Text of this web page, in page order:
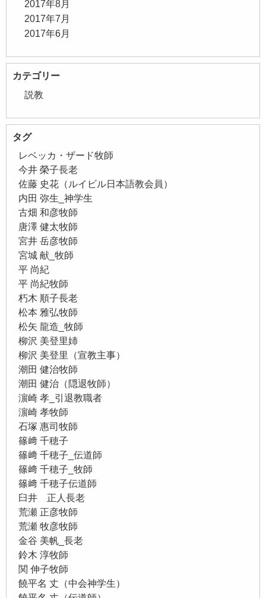
2017年8月
2017年7月
2017年6月
カテゴリー
説教
タグ
レベッカ・ザード牧師
今井 榮子長老
佐藤 史花（ルイビル日本語教会員）
内田 弥生_神学生
古畑 和彦牧師
唐澤 健太牧師
宮井 岳彦牧師
宮城 献_牧師
平 尚紀
平 尚紀牧師
朽木 順子長老
松本 雅弘牧師
松矢 龍造_牧師
柳沢 美登里姉
柳沢 美登里（宣教主事）
潮田 健治牧師
潮田 健治（隠退牧師）
濵崎 孝_引退教職者
濵崎 孝牧師
石塚 惠司牧師
篠﨑 千穂子
篠﨑 千穂子_伝道師
篠﨑 千穂子_牧師
篠﨑 千穂子伝道師
臼井 正人長老
荒瀬 正彦牧師
荒瀬 牧彦牧師
金谷 美帆_長老
鈴木 淳牧師
関 伸子牧師
饒平名 丈（中会神学生）